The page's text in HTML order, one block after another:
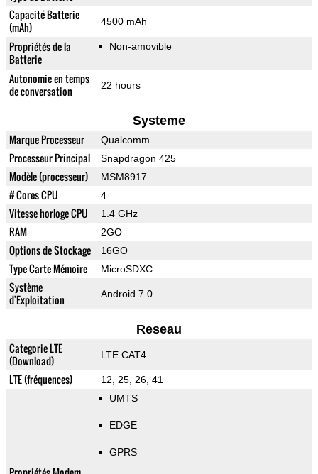
Capacité Batterie
(mAh)
4500 mAh
Propriétés de la
Batterie
Non-amovible
Autonomie en temps
de conversation
22 hours
Systeme
Marque Processeur Qualcomm
Processeur Principal Snapdragon 425
Modèle (processeur) MSM8917
# Cores CPU 4
Vitesse horloge CPU 1.4 GHz
RAM 2GO
Options de Stockage 16GO
Type Carte Mémoire MicroSDXC
Système
d'Exploitation
Android 7.0
Reseau
Categorie LTE
(Download)
LTE CAT4
LTE (fréquences) 12, 25, 26, 41
UMTS
EDGE
GPRS